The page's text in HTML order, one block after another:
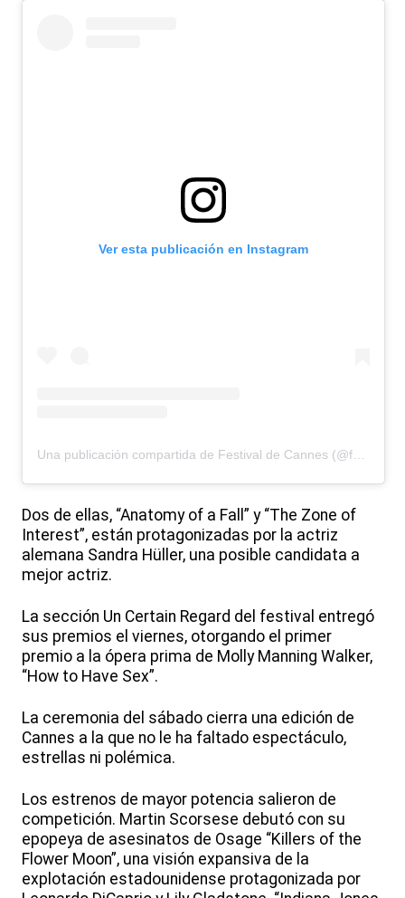
Ver esta publicación en Instagram
Dos de ellas, “Anatomy of a Fall” y “The Zone of
Interest”, están protagonizadas por la actriz
alemana Sandra Hüller, una posible candidata a
mejor actriz.
La sección Un Certain Regard del festival entregó
sus premios el viernes, otorgando el primer
premio a la ópera prima de Molly Manning Walker,
“How to Have Sex”.
La ceremonia del sábado cierra una edición de
Cannes a la que no le ha faltado espectáculo,
estrellas ni polémica.
Los estrenos de mayor potencia salieron de
competición. Martin Scorsese debutó con su
epopeya de asesinatos de Osage “Killers of the
Flower Moon”, una visión expansiva de la
explotación estadounidense protagonizada por